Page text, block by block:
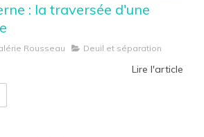
: la traversée d'une
Rousseau Deuil et séparation
Lire l'article